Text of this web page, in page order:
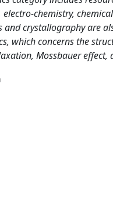
chemistry,
crystallography are
which concerns the
Mossbauer